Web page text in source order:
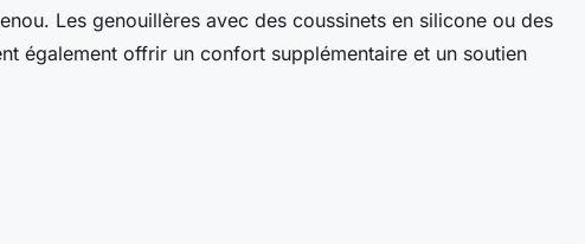
Les genouillères avec des coussinets en silicone ou des
également offrir un confort supplémentaire et un soutien